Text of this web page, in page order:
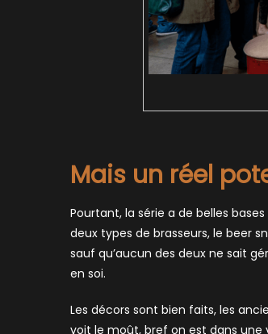
Mais un réel
Pourtant, la série a de belles
deux types de brasseurs, le beer
sauf qu’aucun des deux ne sait
en soi.
Les décors sont bien faits, les
voit le moût, bref on est dans une